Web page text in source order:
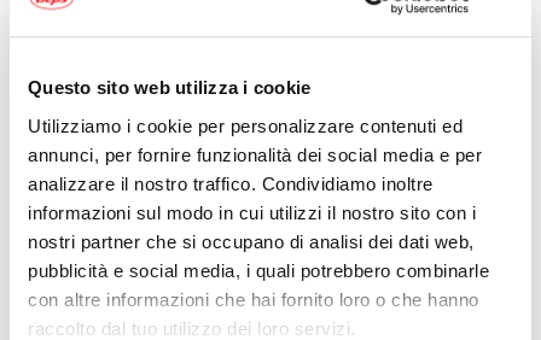
Questo sito web utilizza i cookie
Utilizziamo i cookie per personalizzare contenuti ed
annunci, per fornire funzionalità dei social media e per
analizzare il nostro traffico. Condividiamo inoltre
informazioni sul modo in cui utilizzi il nostro sito con i
nostri partner che si occupano di analisi dei dati web,
pubblicità e social media, i quali potrebbero combinarle
con altre informazioni che hai fornito loro o che hanno
raccolto dal tuo utilizzo dei loro servizi.
Maggiori
Informazioni
1491098
8059008005038
Si
Auto
Manometro
0.7- 7 BAR
1
WEKGO
0.7- 7 BAR